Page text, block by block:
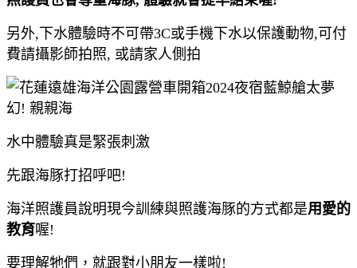
另外,下水體驗時不可帶3C或手機下水以保護動物,可付
費請攝影師拍照, 或請家人側拍
水中體驗真是緊張刺激
先跟海豚打招呼吧!
海洋照護員說明現今訓練與照護海豚的方式都是用愛的
教育喔!
要理解牠們，就跟對小朋友一樣啦!